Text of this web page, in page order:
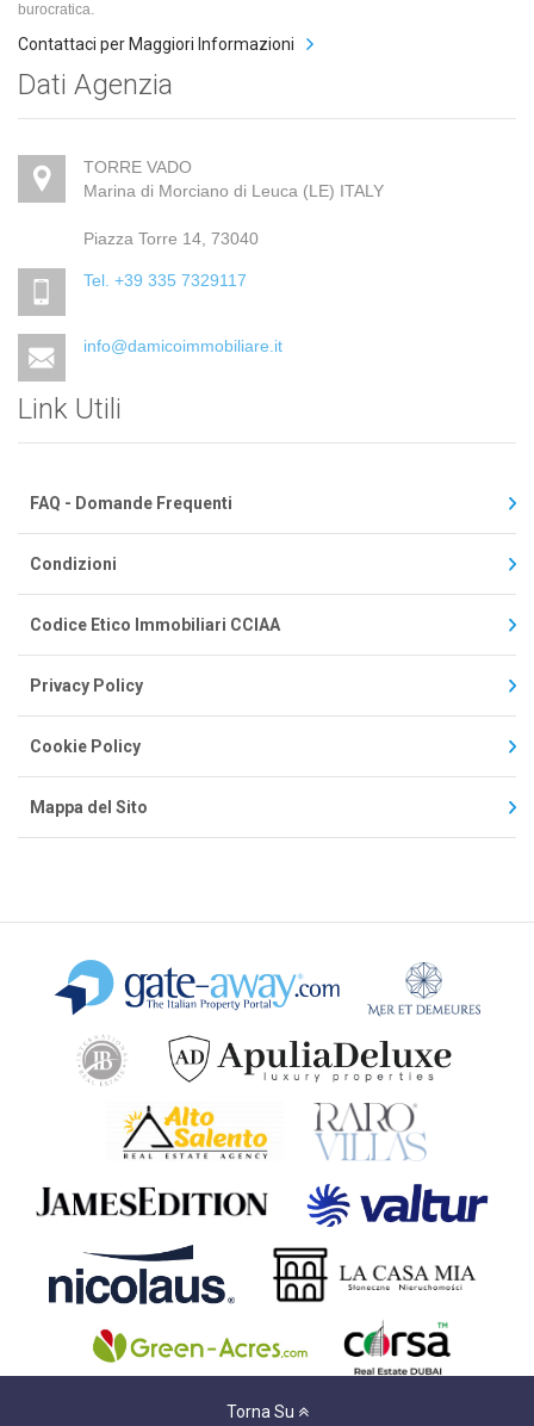
burocratica.
Contattaci per Maggiori Informazioni
Dati Agenzia
TORRE VADO
Marina di Morciano di Leuca (LE) ITALY
Piazza Torre 14, 73040
Tel. +39 335 7329117
info@damicoimmobiliare.it
Link Utili
FAQ - Domande Frequenti
Condizioni
Codice Etico Immobiliari CCIAA
Privacy Policy
Cookie Policy
Mappa del Sito
Torna Su